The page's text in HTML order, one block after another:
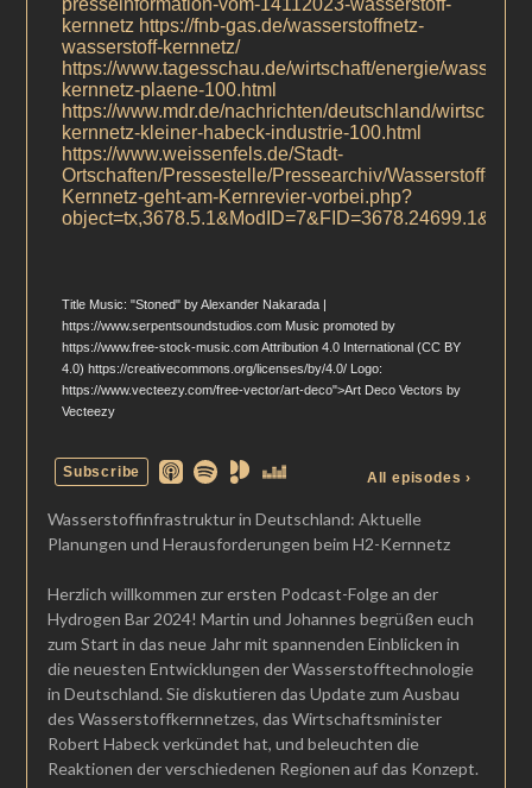
Wasserstoffinfrastruktur in Deutschland: Aktuelle
Planungen und Herausforderungen beim H2-Kernnetz
Herzlich willkommen zur ersten Podcast-Folge an der
Hydrogen Bar 2024! Martin und Johannes begrüßen euch
zum Start in das neue Jahr mit spannenden Einblicken in
die neuesten Entwicklungen der Wasserstofftechnologie
in Deutschland. Sie diskutieren das Update zum Ausbau
des Wasserstoffkernnetzes, das Wirtschaftsminister
Robert Habeck verkündet hat, und beleuchten die
Reaktionen der verschiedenen Regionen auf das Konzept.